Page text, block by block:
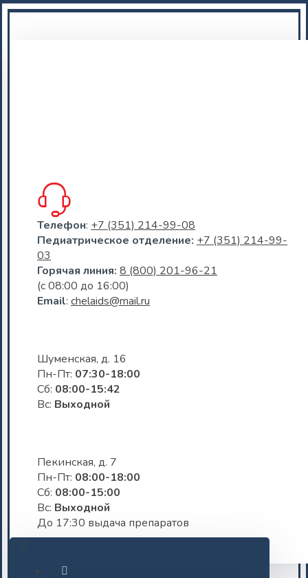
Телефон: +7 (351) 214-99-08
Педиатрическое отделение: +7 (351) 214-99-
03
Горячая линия: 8 (800) 201-96-21
(c 08:00 до 16:00)
Email: chelaids@mail.ru
Шуменская, д. 16
Пн-Пт: 07:30-18:00
Сб: 08:00-15:42
Вс: Выходной
Пекинская, д. 7
Пн-Пт: 08:00-18:00
Сб: 08:00-15:00
Вс: Выходной
До 17:30 выдача препаратов